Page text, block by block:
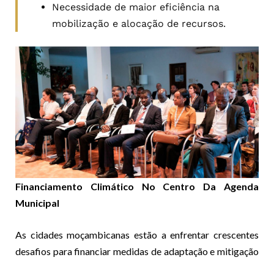
Necessidade de maior eficiência na
mobilização e alocação de recursos.
Financiamento Climático No Centro Da Agenda
Municipal
As cidades moçambicanas estão a enfrentar crescentes
desafios para financiar medidas de adaptação e mitigação